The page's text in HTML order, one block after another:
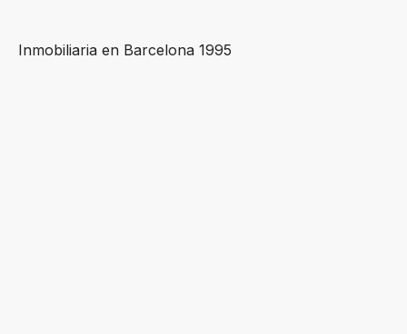
Inmobiliaria en Barcelona 1995